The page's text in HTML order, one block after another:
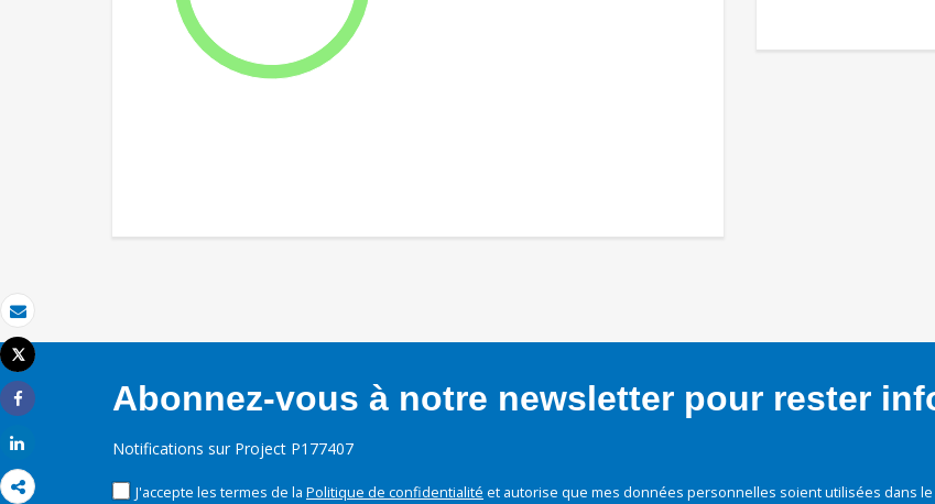
Email
Imprimer
Tweet
Share
Abonnez-vous à notre newsletter pour rester
Notifications sur Project P177407
J'accepte les termes de la Politique de confidentialité et autorise que mes données personnelles soient utilisées dans